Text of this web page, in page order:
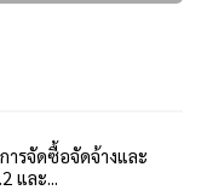
ารจัดซื้อจัดจ้างและ
ละ...